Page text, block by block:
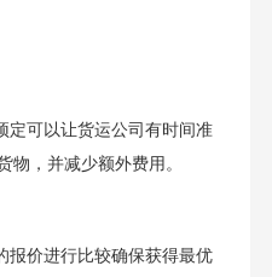
定可以让货运公司有时间准
物，并减少额外费用。
报价进行比较确保获得最优